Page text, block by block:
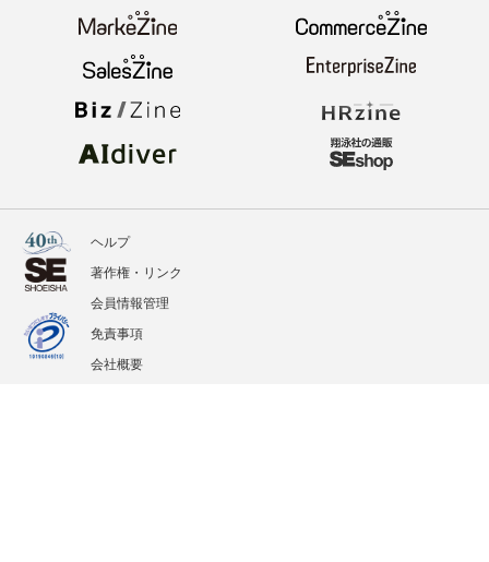
ヘルプ
著作権・リンク
会員情報管理
免責事項
会社概要